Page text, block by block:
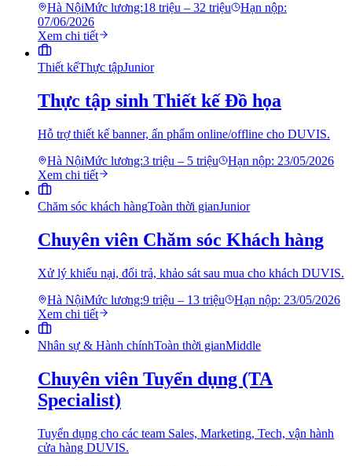
Hà NộiMức lương:18 triệu – 32 triệu
Hạn nộp:
07/06/2026
Xem chi tiết
Thiết kếThực tậpJunior
Thực tập sinh Thiết kế Đồ họa
Hỗ trợ thiết kế banner, ấn phẩm online/offline cho DUVIS.
Hà NộiMức lương:3 triệu – 5 triệu Hạn nộp: 23/05/2026
Xem chi tiết
Chăm sóc khách hàngToàn thời gianJunior
Chuyên viên Chăm sóc Khách hàng
Xử lý khiếu nại, đổi trả, khảo sát sau mua cho khách DUVIS.
Hà NộiMức lương:9 triệu – 13 triệu Hạn nộp: 23/05/2026
Xem chi tiết
Nhân sự & Hành chínhToàn thời gianMiddle
Chuyên viên Tuyển dụng (TA
Specialist)
Tuyển dụng cho các team Sales, Marketing, Tech, vận hành
cửa hàng DUVIS.